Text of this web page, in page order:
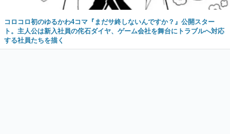
コロコロ初のゆるかわ4コマ『まだサ終しないんですか？』公開スター
ト。主人公は新入社員の侘石ダイヤ、ゲーム会社を舞台にトラブルへ対応
する社員たちを描く